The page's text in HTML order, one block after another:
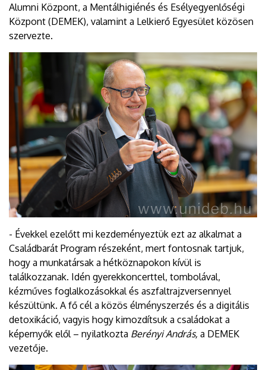
Alumni Központ, a Mentálhigiénés és Esélyegyenlőségi
Központ (DEMEK), valamint a Lelkierő Egyesület közösen
szervezte.
- Évekkel ezelőtt mi kezdeményeztük ezt az alkalmat a
Családbarát Program részeként, mert fontosnak tartjuk,
hogy a munkatársak a hétköznapokon kívül is
találkozzanak. Idén gyerekkoncerttel, tombolával,
kézműves foglalkozásokkal és aszfaltrajzversennyel
készültünk. A fő cél a közös élményszerzés és a digitális
detoxikáció, vagyis hogy kimozdítsuk a családokat a
képernyők elől – nyilatkozta Berényi András, a DEMEK
vezetője.